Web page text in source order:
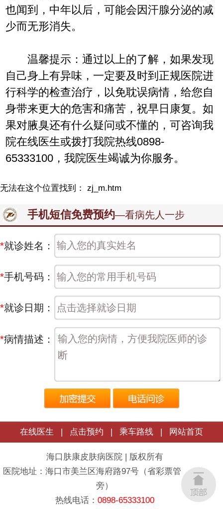
也闻到，中年以后，可能会因汗腺分泌的减
少而无形消失。
温馨提示：通过以上的了解，如果发现
自己身上有异味，一定要及时到正规医院进
行科学的检查治疗，以免耽误病情，给您自
身带来更大的危害和痛苦，祝早日康复。如
果对腋臭还有什么疑问或不懂的，可咨询我
院在线医生或拨打我院热线0898-
65333100，我院医生竭诚为你服务。
无法在这个位置找到： zj_m.htm
手机短信免费预约—看病先人一步
*就诊姓名：
*手机号码：
*就诊日期：
*病情描述：
在线医生 | 点击预约 | 乘车路线 | 网站首页
海口肤康皮肤病医院 | 版权所有
医院地址：海口市美兰区海府路97号（省彩票管理中心
旁）
热线电话： 0898-65333100